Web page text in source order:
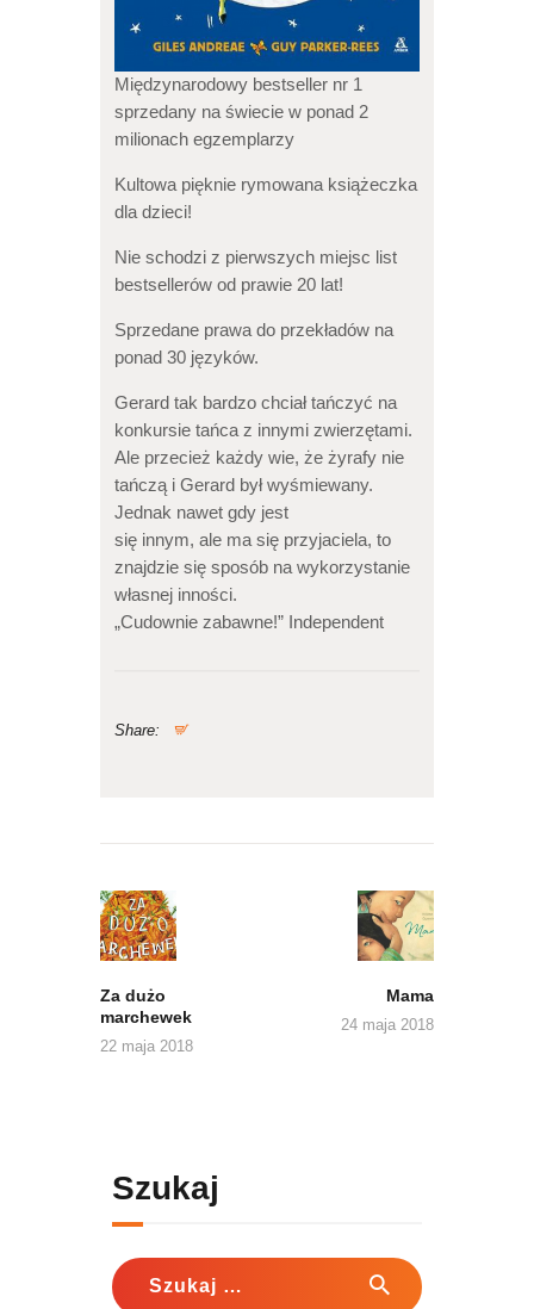
Międzynarodowy bestseller nr 1
sprzedany na świecie w ponad 2
milionach egzemplarzy
Kultowa pięknie rymowana książeczka
dla dzieci!
Nie schodzi z pierwszych miejsc list
bestsellerów od prawie 20 lat!
Sprzedane prawa do przekładów na
ponad 30 języków.
Gerard tak bardzo chciał tańczyć na
konkursie tańca z innymi zwierzętami.
Ale przecież każdy wie, że żyrafy nie
tańczą i Gerard był wyśmiewany.
Jednak nawet gdy jest
się innym, ale ma się przyjaciela, to
znajdzie się sposób na wykorzystanie
własnej inności.
„Cudownie zabawne!” Independent
Share:
wpisu
Za dużo
marchewek
22 maja 2018
Mama
24 maja 2018
Szukaj
Szukaj: